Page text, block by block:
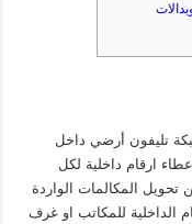
تليفون أرضي داخل
ارقام داخلية لكل
المكالمات الواردة
الداخلية للمكاتب او غرف